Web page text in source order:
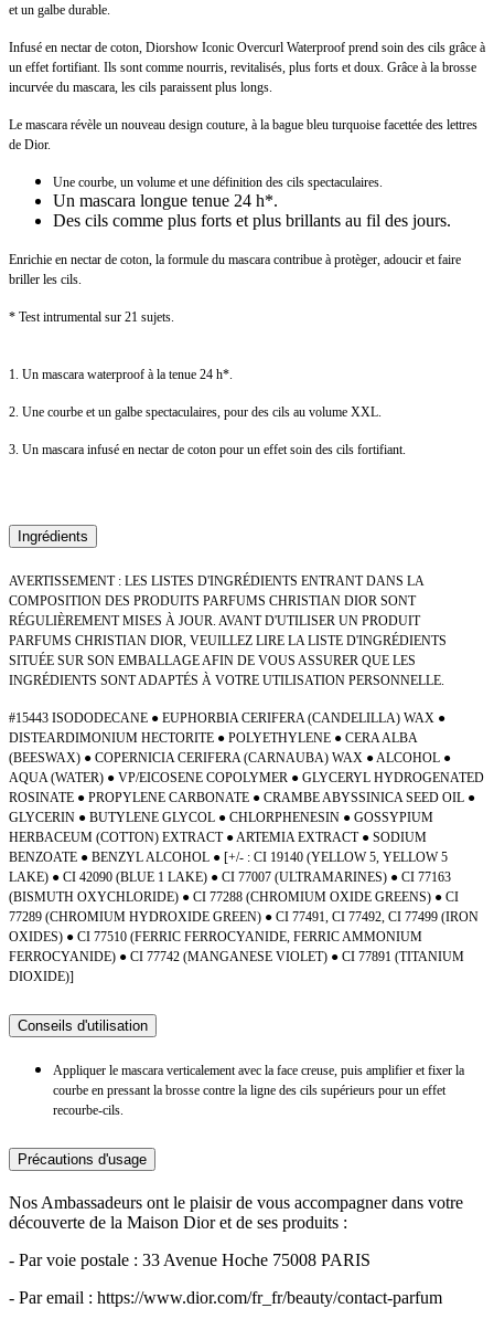
et un galbe durable.
Infusé en nectar de coton, Diorshow Iconic Overcurl Waterproof prend soin des cils grâce à
un effet fortifiant. Ils sont comme nourris, revitalisés, plus forts et doux. Grâce à la brosse
incurvée du mascara, les cils paraissent plus longs.
Le mascara révèle un nouveau design couture, à la bague bleu turquoise facettée des lettres
de Dior.
Une courbe, un volume et une définition des cils spectaculaires.
Un mascara longue tenue 24 h*.
Des cils comme plus forts et plus brillants au fil des jours.
Enrichie en nectar de coton, la formule du mascara contribue à protèger, adoucir et faire
briller les cils.
* Test intrumental sur 21 sujets.
1. Un mascara waterproof à la tenue 24 h*.
2. Une courbe et un galbe spectaculaires, pour des cils au volume XXL.
3. Un mascara infusé en nectar de coton pour un effet soin des cils fortifiant.
Ingrédients
AVERTISSEMENT : LES LISTES D'INGRÉDIENTS ENTRANT DANS LA
COMPOSITION DES PRODUITS PARFUMS CHRISTIAN DIOR SONT
RÉGULIÈREMENT MISES À JOUR. AVANT D'UTILISER UN PRODUIT
PARFUMS CHRISTIAN DIOR, VEUILLEZ LIRE LA LISTE D'INGRÉDIENTS
SITUÉE SUR SON EMBALLAGE AFIN DE VOUS ASSURER QUE LES
INGRÉDIENTS SONT ADAPTÉS À VOTRE UTILISATION PERSONNELLE.
#15443 ISODODECANE ● EUPHORBIA CERIFERA (CANDELILLA) WAX ●
DISTEARDIMONIUM HECTORITE ● POLYETHYLENE ● CERA ALBA
(BEESWAX) ● COPERNICIA CERIFERA (CARNAUBA) WAX ● ALCOHOL ●
AQUA (WATER) ● VP/EICOSENE COPOLYMER ● GLYCERYL HYDROGENATED
ROSINATE ● PROPYLENE CARBONATE ● CRAMBE ABYSSINICA SEED OIL ●
GLYCERIN ● BUTYLENE GLYCOL ● CHLORPHENESIN ● GOSSYPIUM
HERBACEUM (COTTON) EXTRACT ● ARTEMIA EXTRACT ● SODIUM
BENZOATE ● BENZYL ALCOHOL ● [+/- : CI 19140 (YELLOW 5, YELLOW 5
LAKE) ● CI 42090 (BLUE 1 LAKE) ● CI 77007 (ULTRAMARINES) ● CI 77163
(BISMUTH OXYCHLORIDE) ● CI 77288 (CHROMIUM OXIDE GREENS) ● CI
77289 (CHROMIUM HYDROXIDE GREEN) ● CI 77491, CI 77492, CI 77499 (IRON
OXIDES) ● CI 77510 (FERRIC FERROCYANIDE, FERRIC AMMONIUM
FERROCYANIDE) ● CI 77742 (MANGANESE VIOLET) ● CI 77891 (TITANIUM
DIOXIDE)]
Conseils d'utilisation
Appliquer le mascara verticalement avec la face creuse, puis amplifier et fixer la
courbe en pressant la brosse contre la ligne des cils supérieurs pour un effet
recourbe-cils.
Précautions d'usage
Nos Ambassadeurs ont le plaisir de vous accompagner dans votre
découverte de la Maison Dior et de ses produits :
- Par voie postale : 33 Avenue Hoche 75008 PARIS
- Par email : https://www.dior.com/fr_fr/beauty/contact-parfum